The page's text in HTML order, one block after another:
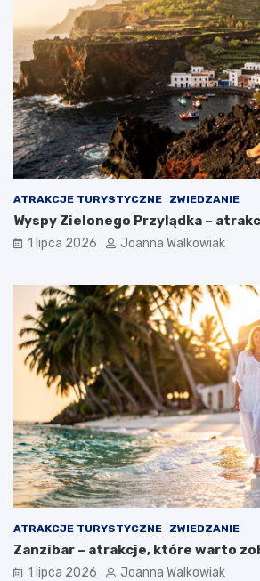
ATRAKCJE TURYSTYCZNE ZWIEDZANIE
Wyspy Zielonego Przylądka –
1 lipca 2026 Joanna Walkowiak
ATRAKCJE TURYSTYCZNE ZWIEDZANIE
Zanzibar – atrakcje, które warto
1 lipca 2026 Joanna Walkowiak